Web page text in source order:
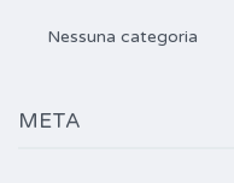
Nessuna categoria
META